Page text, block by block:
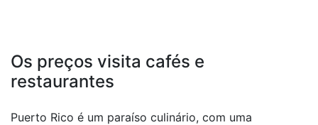
Os preços visita cafés e
restaurantes
Puerto Rico é um paraíso culinário, com uma